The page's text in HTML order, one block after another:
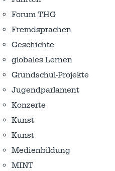
Forum THG
Fremdsprachen
Geschichte
globales Lernen
Grundschul-Projekte
Jugendparlament
Konzerte
Kunst
Kunst
Medienbildung
MINT